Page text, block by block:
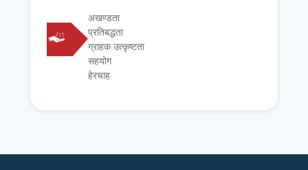
अखण्डता
प्रतिबद्धता
ग्राहक उत्कृष्टता
सहयोग
हेरचाह